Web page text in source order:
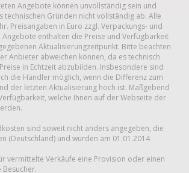
Angebote können unvollständig sein und
technischen Gründen nicht vollständig ab. Alle
Preisangaben in Euro zzgl. Verpackungs- und
enthalten die Preise und Verfügbarkeit
Aktualisierungzeitpunkt. Bitte beachten
Anbieter abweichen können, da es technisch
in Echtzeit abzubilden. Insbesondere sind
die Händler möglich, wenn die Differenz zum
der letzten Aktualisierung hoch ist. Maßgebend
welche Ihnen auf der Webseite der
sind soweit nicht anders angegeben, die
(Deutschland) und wurden am 01.01.2014
vermittelte Verkäufe eine Provision oder einen